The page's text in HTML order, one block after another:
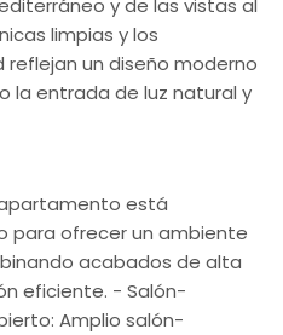
y de las vistas al
limpias y los
un diseño moderno
la entrada de luz natural y
está
para ofrecer un ambiente
acabados de alta
eficiente. - Salón-
Amplio salón-